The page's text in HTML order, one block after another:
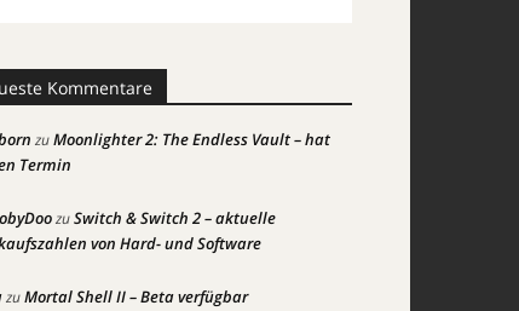
Kommentare
zuMoonlighter 2: The Endless Vault – hat
Termin
zuSwitch & Switch 2 – aktuelle
von Hard- und Software
zuMortal Shell II – Beta verfügbar